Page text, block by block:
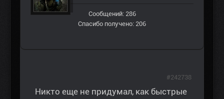
Сообщений: 286
Спасибо получено: 206
Никто еще не придумал, как быстрые
#242738